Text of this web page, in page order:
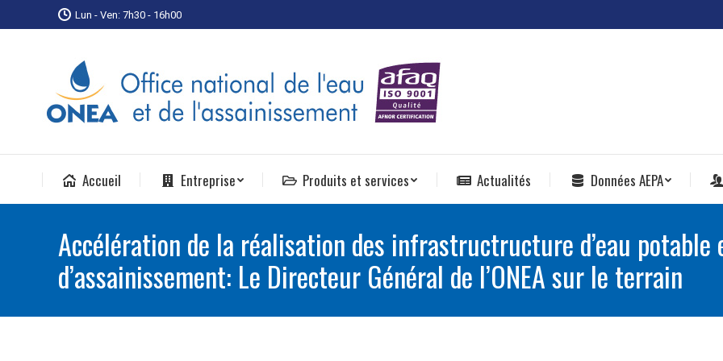
Lun - Ven: 7h30 - 16h00
Accueil Entreprise Produits et services Actualités Données AEPA
Accélération de la réalisation des infrastructructure d’eau potable
d’assainissement: Le Directeur Général de l’ONEA sur le terrain